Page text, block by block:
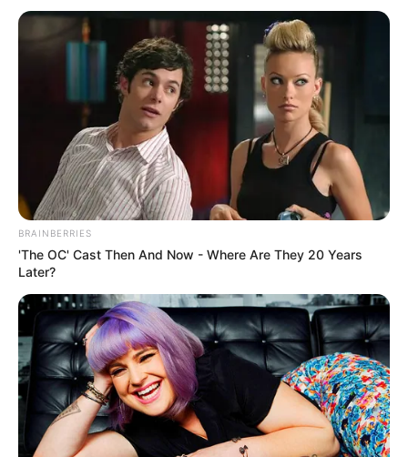
BRAINBERRIES
'The OC' Cast Then And Now - Where Are They 20 Years
Later?